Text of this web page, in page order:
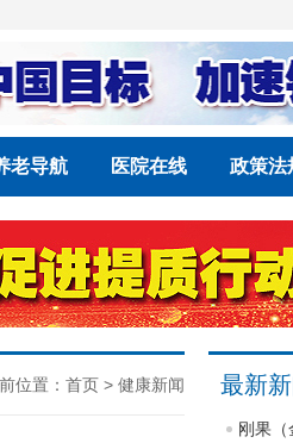
老导航 医院在线 政策法
位置： 首页 > 健康新闻 最新
刚果（